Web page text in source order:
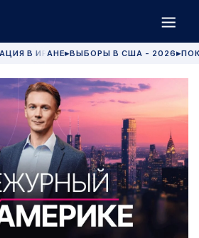
В ИРАНЕ▶ВЫБОРЫ В США - 2026 ▶